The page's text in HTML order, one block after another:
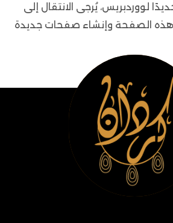
لووردبريس، يُرجى الانتقال إلى
الصفحة وإنشاء صفحات جديدة